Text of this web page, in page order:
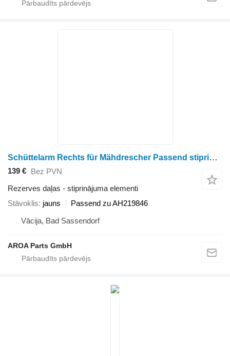
Schüttelarm Rechts für Mähdrescher Passend stiprinājuma elementi paredzēts John Deere 9560 9470STS 9560STS S540 S550 S560 S650 S660 graudu kombaina
139 € Bez PVN
Rezerves daļas - stiprinājuma elementi
Stāvoklis jauns
Passend zu AH219846
Vācija, Bad Sassendorf
AROA Parts GmbH